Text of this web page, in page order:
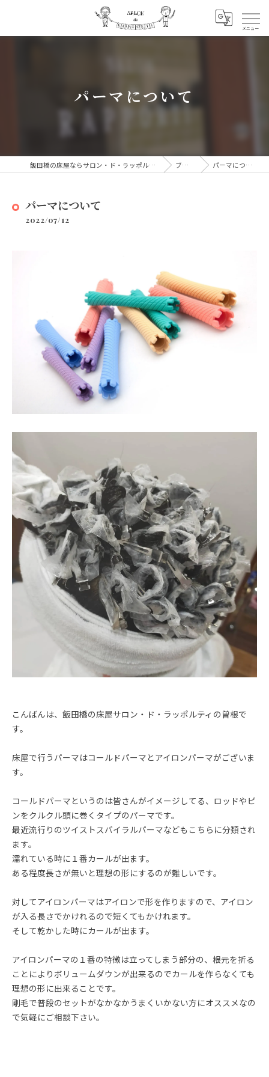
パーマについて
飯田橋の床屋ならサロン・ド・ラッポルティ ブログ パーマについて
パーマについて
2022/07/12
こんばんは、飯田橋の床屋サロン・ド・ラッポルティの曽根で
す。
床屋で行うパーマはコールドパーマとアイロンパーマがございま
す。
コールドパーマというのは皆さんがイメージしてる、ロッドやピ
ンをクルクル頭に巻くタイプのパーマです。
最近流行りのツイストスパイラルパーマなどもこちらに分類され
ます。
濡れている時に１番カールが出ます。
ある程度長さが無いと理想の形にするのが難しいです。
対してアイロンパーマはアイロンで形を作りますので、アイロン
が入る長さでかけれるので短くてもかけれます。
そして乾かした時にカールが出ます。
アイロンパーマの１番の特徴は立ってしまう部分の、根元を折る
ことによりボリュームダウンが出来るのでカールを作らなくても
理想の形に出来ることです。
剛毛で普段のセットがなかなかうまくいかない方にオススメなの
で気軽にご相談下さい。